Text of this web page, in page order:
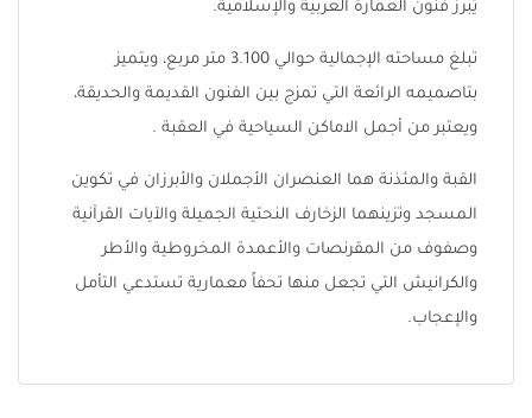
يُبرز فنون العمارة العربية والإسلامية.
تبلغ مساحته الإجمالية حوالي 3.100 متر مربع، ويتميز
بتاصميمه الرائعة التي تمزج بين الفنون القديمة والحديقة،
ويعتبر من أجمل الاماكن السياحية في العقبة .
القبة والمئذنة هما العنصران الأجملان والأبرزان في تكوين
المسجد وتزينهما الزخارف النحتية الجميلة والآيات القرآنية
وصفوف من المقرنصات والأعمدة المخروطية والأطر
والكرانيش التي تجعل منها تحفاً معمارية تستدعي التأمل
والإعجاب.